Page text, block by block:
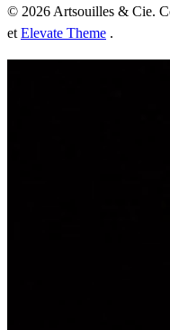
© 2026 Artsouilles & Cie.
et Elevate Theme .